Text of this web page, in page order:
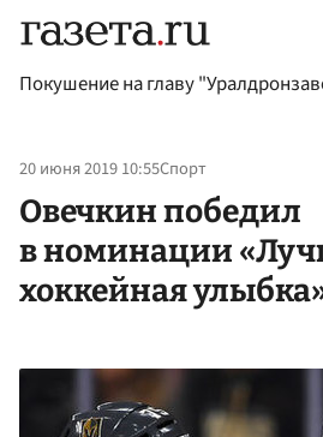
Покушение на главу
20 июня 2019 10:55Спорт
Овечкин победил
в номинации
хоккейная